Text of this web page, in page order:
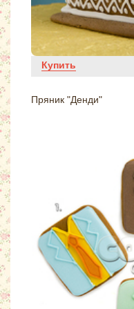
Купить
Пряник "Денди"